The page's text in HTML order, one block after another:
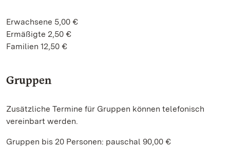
Erwachsene 5,00 €
Ermäßigte 2,50 €
Familien 12,50 €
Gruppen
Zusätzliche Termine für Gruppen können telefonisch
vereinbart werden.
Gruppen bis 20 Personen: pauschal 90,00 €